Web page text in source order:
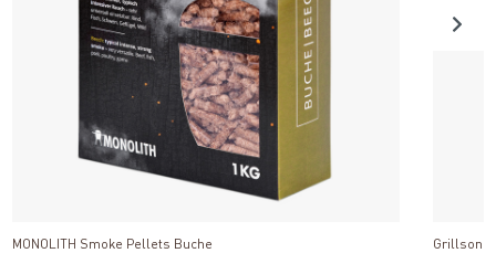
MONOLITH Smoke Pellets Buche
Grillson